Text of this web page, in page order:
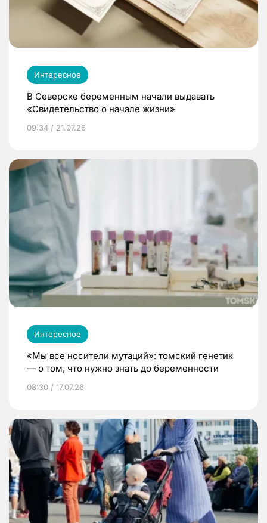
Интересное
В Северске беременным начали выдавать
«Свидетельство о начале жизни»
09:34 / 21.07.26
Интересное
«Мы все носители мутаций»: томский генетик
— о том, что нужно знать до беременности
08:30 / 17.07.26